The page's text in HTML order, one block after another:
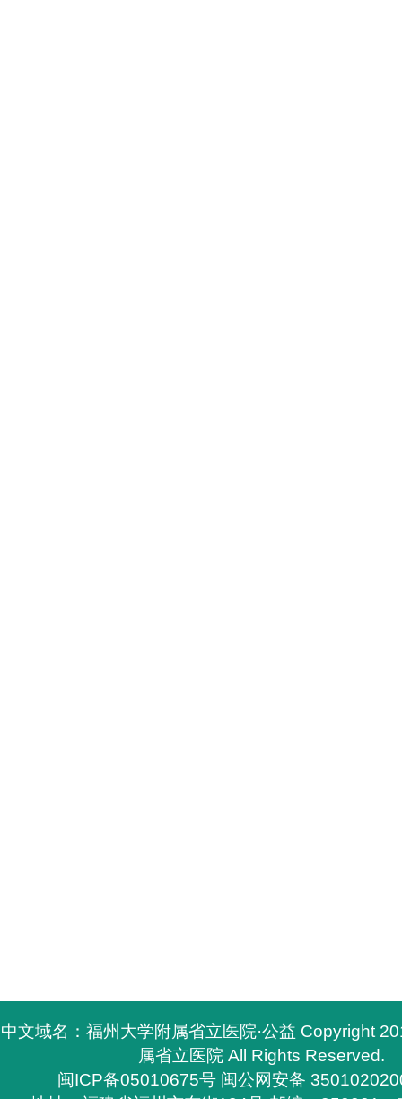
中文域名：福州大学附属省立医院·公益 Copyright
属省立医院 All Rights Reserved.
闽ICP备05010675号 闽公网安备